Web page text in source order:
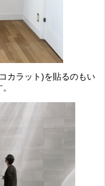
カラット)を貼るのもい